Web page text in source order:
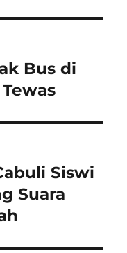
Bus di
Siswi
Suara